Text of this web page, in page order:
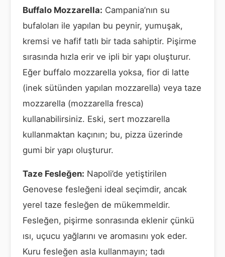
Buffalo Mozzarella: Campania’nın su
bufaloları ile yapılan bu peynir, yumuşak,
kremsi ve hafif tatlı bir tada sahiptir. Pişirme
sırasında hızla erir ve ipli bir yapı oluşturur.
Eğer buffalo mozzarella yoksa, fior di latte
(inek sütünden yapılan mozzarella) veya taze
mozzarella (mozzarella fresca)
kullanabilirsiniz. Eski, sert mozzarella
kullanmaktan kaçının; bu, pizza üzerinde
gumi bir yapı oluşturur.
Taze Fesleğen: Napoli’de yetiştirilen
Genovese fesleğeni ideal seçimdir, ancak
yerel taze fesleğen de mükemmeldir.
Fesleğen, pişirme sonrasında eklenir çünkü
ısı, uçucu yağlarını ve aromasını yok eder.
Kuru fesleğen asla kullanmayın; tadı